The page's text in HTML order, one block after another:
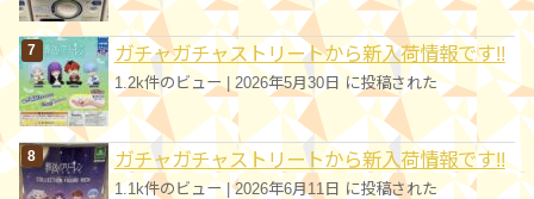
ガチャガチャストリートから新入荷情報です!!
1.2k件のビュー| 2026年5月30日 に投稿された
ガチャガチャストリートから新入荷情報です!!
1.1k件のビュー|2026年6月11日 に投稿された